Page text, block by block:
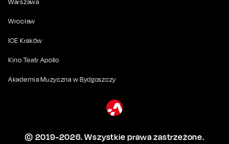
Warszawa
Wrocław
ICE Kraków
Kino Teatr Apollo
Akademia Muzyczna w Bydgoszczy
© 2019-2026. Wszystkie prawa zastrzeżone.